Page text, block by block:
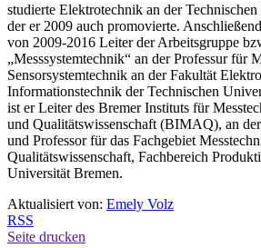
studierte Elektrotechnik an der
der er 2009 auch promovierte.
von 2009-2016 Leiter der Arbeitsgruppe
„Messsystemtechnik“ an der Professur für
Sensorsystemtechnik an der Fakultät
Informationstechnik der Technischen
ist er Leiter des Bremer Instituts für
und Qualitätswissenschaft (BIMAQ), an
und Professor für das Fachgebiet
Qualitätswissenschaft, Fachbereich
Universität Bremen.
Aktualisiert von: Emely Volz
RSS
Seite drucken